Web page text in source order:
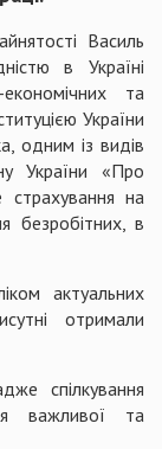
Василь
в Україні
та
України
одним із видів
України «Про
страхування на
безробітних, в
актуальних
отримали
спілкування
важливої та